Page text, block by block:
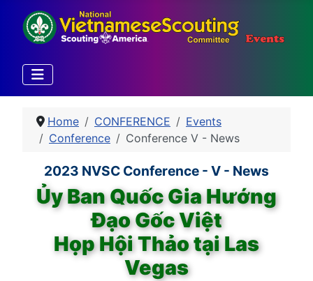
Home CONFERENCE
Events
Conference
Conference V - News
2023 NVSC Conference - V - News
Ủy Ban Quốc Gia Hướng
Đạo Gốc Việt
Họp Hội Thảo tại Las
Vegas